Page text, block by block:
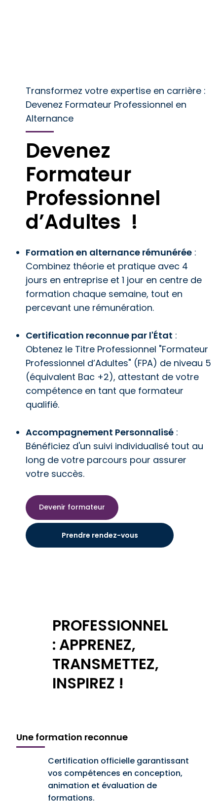
Transformez votre expertise en carrière :
Devenez Formateur Professionnel en
Alternance
Devenez
Formateur
Professionnel
d’Adultes !
Formation en alternance rémunérée :
Combinez théorie et pratique avec 4
jours en entreprise et 1 jour en centre de
formation chaque semaine, tout en
percevant une rémunération.
Certification reconnue par l'État :
Obtenez le Titre Professionnel "Formateur
Professionnel d’Adultes" (FPA) de niveau 5
(équivalent Bac +2), attestant de votre
compétence en tant que formateur
qualifié.
Accompagnement Personnalisé :
Bénéficiez d'un suivi individualisé tout au
long de votre parcours pour assurer
votre succès.​
Devenir formateur
Prendre rendez-vous
PROFESSIONNEL
: APPRENEZ,
TRANSMETTEZ,
INSPIREZ !
Une formation reconnue
Certification officielle garantissant
vos compétences en conception,
animation et évaluation de
formations.